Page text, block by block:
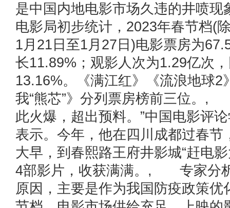
是中国内地电影市场久违的井
电影局初步统计，2023年春节档(
1月21日至1月27日)电影票房为
长11.89%；观影人次为1.29亿次
13.16%。《满江红》《流浪地球2
我“熊芯”》分列票房榜前三位。
此火爆，超出预料。”中国电影评
表示。今年，他在四川成都过春节
大早，到春熙路王府井影城“赶电
4部影片，收获满满。, 专家分
原因，主要是作为我国防疫政策优